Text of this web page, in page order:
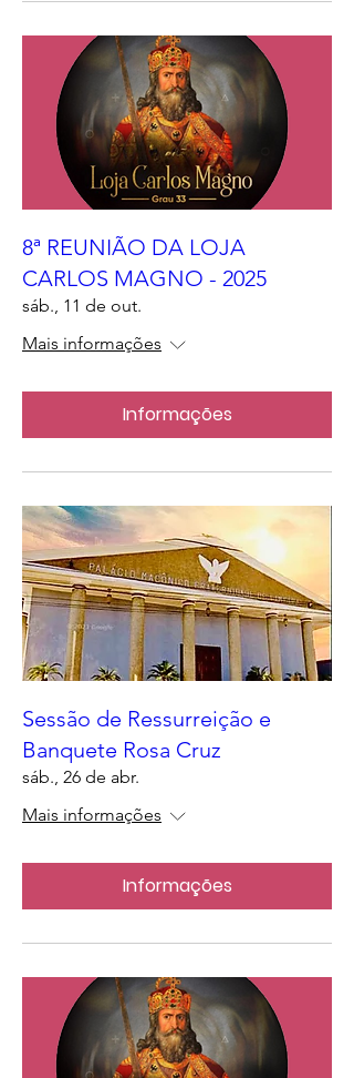
8ª REUNIÃO DA LOJA
CARLOS MAGNO - 2025
sáb., 11 de out.
Mais informações
Informações
Sessão de Ressurreição e
Banquete Rosa Cruz
sáb., 26 de abr.
Mais informações
Informações